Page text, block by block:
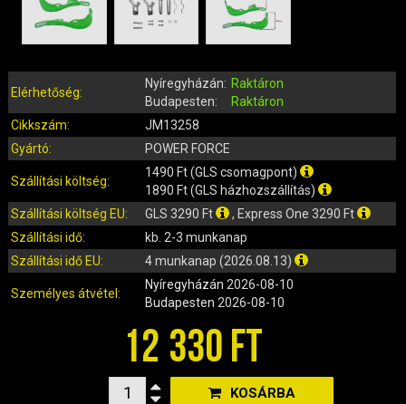
FELNI (MOTOR, QUAD)
GUMIK, BELSŐK (ROBOGÓ, QUAD, MOPED)
GYERTYÁK, PIPÁK
IDOMOK, BURKOLATOK, ÜLÉSEK
IRÁNYJELZŐ
IZZÓ (ROBOGÓ, QUAD, MOTOR)
KARBURÁTOROK ÉS ALKATRÉSZEIK
KENŐANYAGOK, TISZTÍTÓK, ÁPOLÓK
KIEGÉSZÍTŐK
KILÓMÉTERÓRA ÉS ALKATRÉSZEI
KIPUFOGÓK ÉS TARTOZÉKAIK
KORMÁNY ÉS ALKATRÉSZEI
MOTORBLOKK KOMPLETT
Elérhetőség:
Nyíregyházán: Raktáron
Budapesten:
Raktáron
Cikkszám:
JM13258
Gyártó:
POWER FORCE
Szállítási költség:
1490 Ft (GLS csomagpont)
1890 Ft (GLS házhozszállítás)
Szállítási költség EU:
GLS 3290 Ft
, Express One 3290 Ft
Szállítási idő:
kb. 2-3 munkanap
Szállítási idő EU:
4 munkanap (2026.08.13)
Személyes átvétel:
Nyíregyházán 2026-08-10
Budapesten 2026-08-10
12 330 FT
KOSÁRBA